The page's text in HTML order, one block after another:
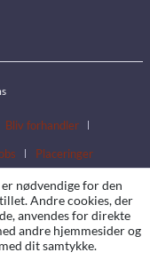
Bliv forhandler
Placeringer
nødvendige for den
Andre cookies, der
anvendes for direkte
andre hjemmesider og
dit samtykke.